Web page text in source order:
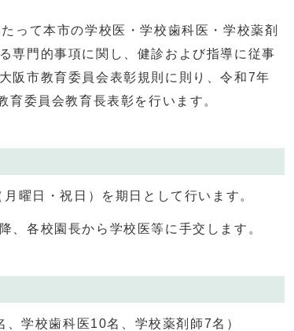
って本市の学校医・学校歯科医・学校薬剤
専門的事項に関し、健診および指導に従事
阪市教育委員会表彰規則に則り、令和7年
委員会教育長表彰を行います。
曜日・祝日）を期日として行います。
各校園長から学校医等に手交します。
学校歯科医10名、学校薬剤師7名）